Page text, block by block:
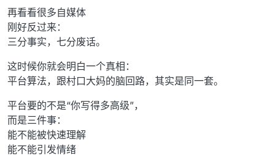
再看看很多自媒体
刚好反过来：
三分事实，七分废话。
这时候你就会明白一个真相：
平台算法，跟村口大妈的脑回路，其实是同一套。
平台要的不是“你写得多高级”，
而是三件事：
能不能被快速理解
能不能引发情绪